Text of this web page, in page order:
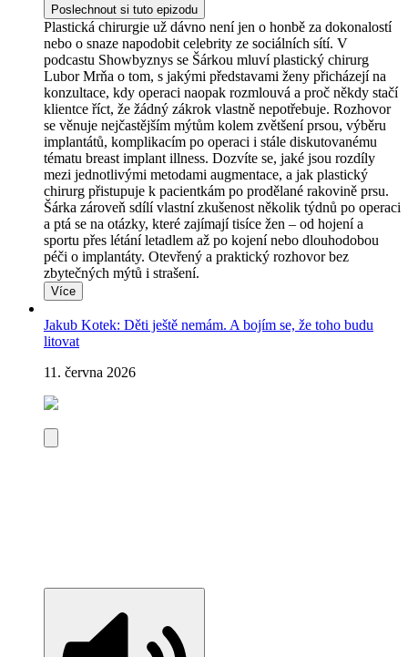
Poslechnout si tuto epizodu
Plastická chirurgie už dávno není jen o honbě za dokonalostí
nebo o snaze napodobit celebrity ze sociálních sítí. V
podcastu Showbyznys se Šárkou mluví plastický chirurg
Lubor Mrňa o tom, s jakými představami ženy přicházejí na
konzultace, kdy operaci naopak rozmlouvá a proč někdy stačí
klientce říct, že žádný zákrok vlastně nepotřebuje. Rozhovor
se věnuje nejčastějším mýtům kolem zvětšení prsou, výběru
implantátů, komplikacím po operaci i stále diskutovanému
tématu breast implant illness. Dozvíte se, jaké jsou rozdíly
mezi jednotlivými metodami augmentace, a jak plastický
chirurg přistupuje k pacientkám po prodělané rakovině prsu.
Šárka zároveň sdílí vlastní zkušenost několik týdnů po operaci
a ptá se na otázky, které zajímají tisíce žen – od hojení a
sportu přes létání letadlem až po kojení nebo dlouhodobou
péči o implantáty. Otevřený a praktický rozhovor bez
zbytečných mýtů i strašení.
Více
Jakub Kotek: Děti ještě nemám. A bojím se, že toho budu
litovat
11. června 2026